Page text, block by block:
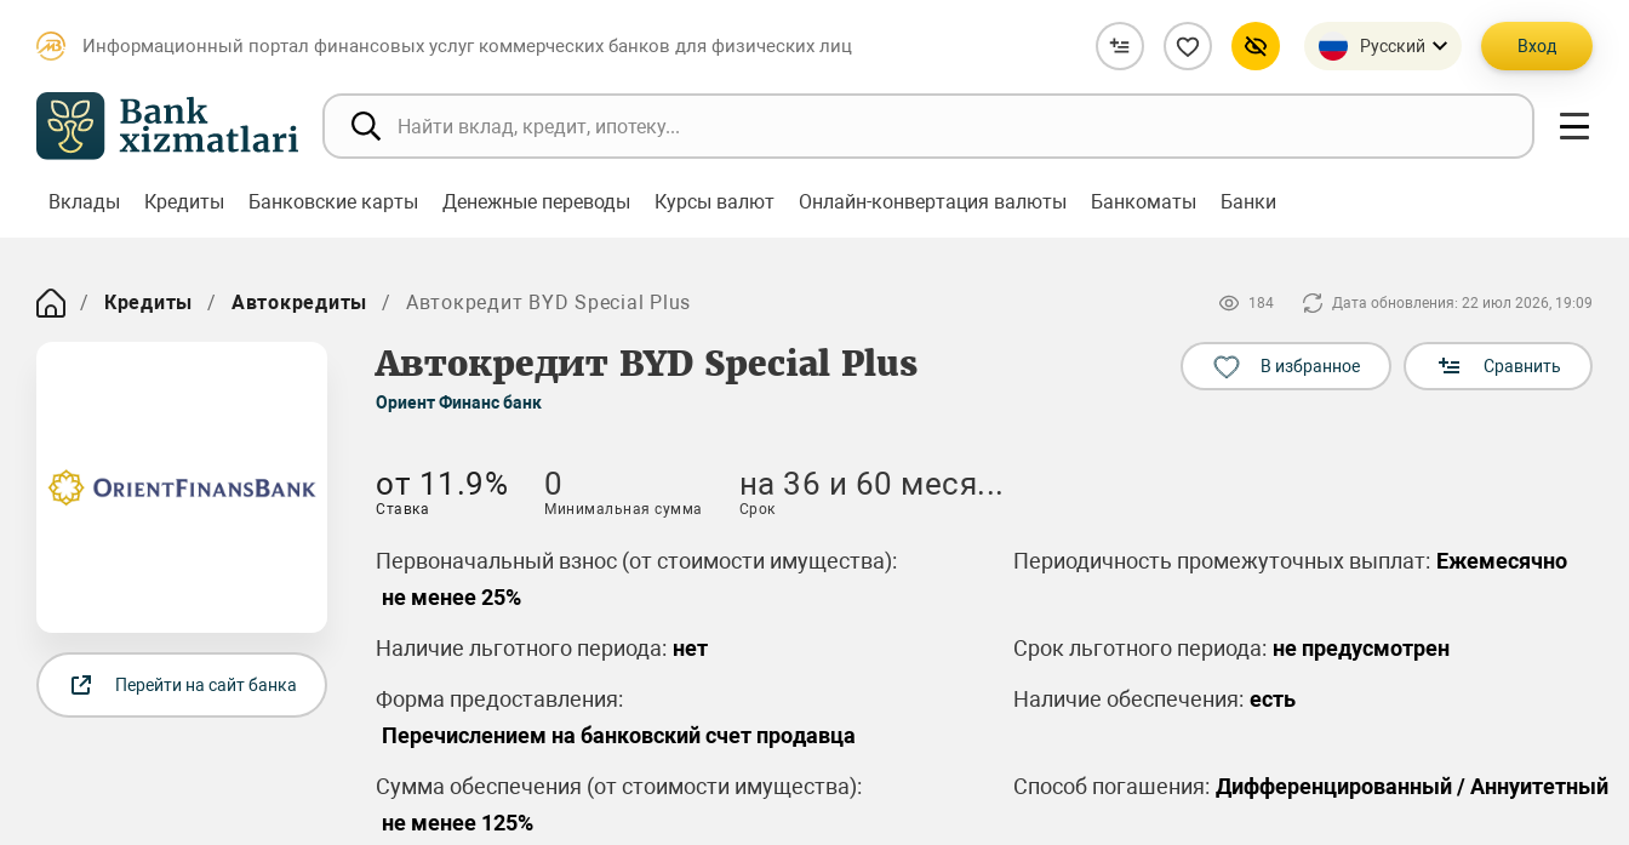
Информационный портал финансовых услуг коммерческих банков для физических лиц Русский Вход
Вклады Кредиты Банковские карты Денежные переводы Курсы валют Онлайн-конвертация валюты Банкоматы Банки
Кредиты Автокредиты Автокредит BYD Special Plus 184 Дата обновления: 22 июл 2026, 19:09
Автокредит BYD Special Plus
Ориент Финанс банк
В избранное Сравнить
Перейти на сайт банка
от 11.9%
Ставка
0
Минимальная сумма
на 36 и 60 меся...
Срок
Первоначальный взнос (от стоимости имущества):
не менее 25%
Периодичность промежуточных выплат: Ежемесячно
Наличие льготного периода: нет Срок льготного периода: не предусмотрен
Форма предоставления:
Перечислением на банковский счет продавца
Наличие обеспечения: есть
Сумма обеспечения (от стоимости имущества):
не менее 125%
Способ погашения: Дифференцированный / Аннуитетный